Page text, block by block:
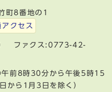
町8番地の1
アクセス
） ファクス:0773-42-
前8時30分から午後5時15
から1月3日を除く）